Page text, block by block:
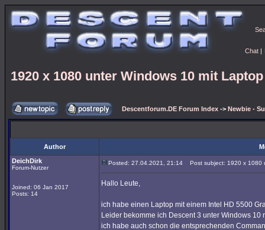
Chat |
1920 x 1080 unter Windows 10 mit
Descentforum.DE Forum Index -> Newbie -
Author
DeichDirk
Forum-Nutzer
Joined: 06 Jan 2017
Posts: 14
Posted: 27.04.2021, 21:14 Post subject: 1920 x 1080
Hallo Leute,
ich habe einen Laptop mit einem Intel HD 5500
Leider bekomme ich Descent 3 unter Windows
ich habe auch schon die entsprechenden